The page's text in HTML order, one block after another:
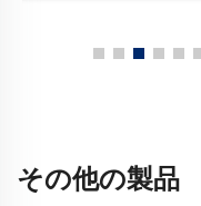
その他の製品